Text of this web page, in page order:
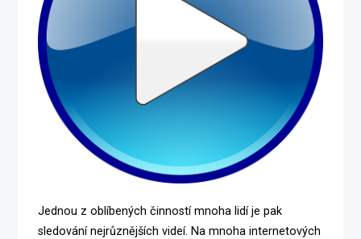
Jednou z oblíbených činností mnoha lidí je pak
sledování nejrůznějších videí. Na mnoha internetových